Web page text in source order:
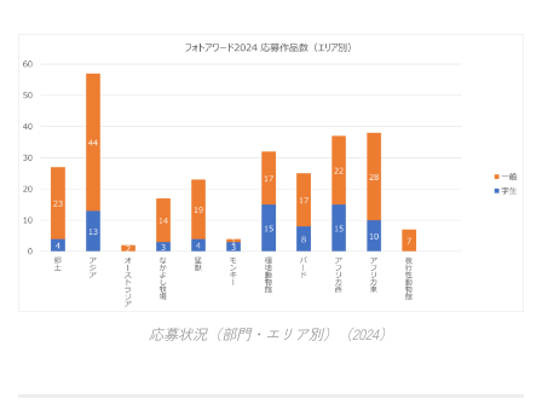
応募状況（部門・エリア別）（2024）